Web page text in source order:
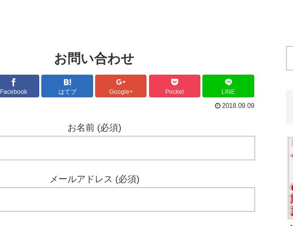
お問い合わせ
Facebook はてブ Google+ Pocket LINE
2018.09.09
お名前 (必須)
メールアドレス (必須)